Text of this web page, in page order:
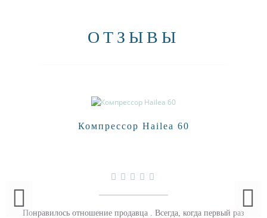
ОТЗЫВЫ
Компрессор Hailea 60
Понравилось отношение продавца . Всегда, когда первый раз